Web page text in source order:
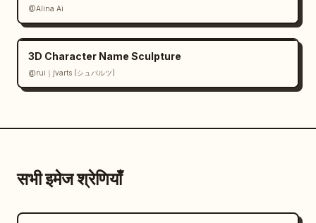
@Alina Ai
3D Character Name Sculpture
@rui｜∫varts (シュバルツ)
सभी इमेज श्रेणियाँ